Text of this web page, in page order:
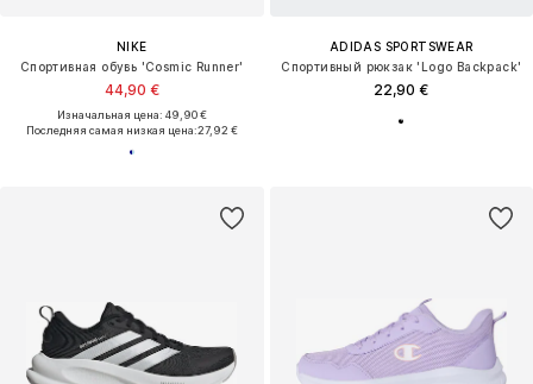
NIKE
Спортивная обувь 'Cosmic Runner'
44,90 €
Изначальная цена: 49,90 €
Последняя самая низкая цена:27,92 €
ADIDAS SPORTSWEAR
Спортивный рюкзак 'Logo Backpack'
22,90 €